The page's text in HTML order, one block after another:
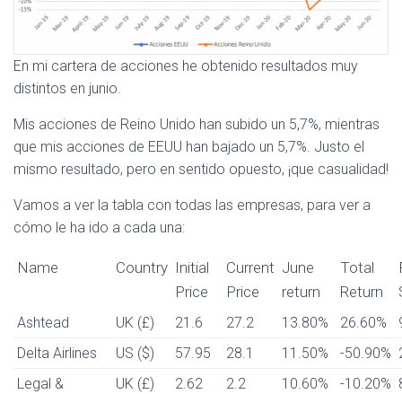
En mi cartera de acciones he obtenido resultados muy
distintos en junio.
Mis acciones de Reino Unido han subido un 5,7%, mientras
que mis acciones de EEUU han bajado un 5,7%. Justo el
mismo resultado, pero en sentido opuesto, ¡que casualidad!
Vamos a ver la tabla con todas las empresas, para ver a
cómo le ha ido a cada una:
Name Country Initial
Price
Current
Price
June
return
Total
Return
Ashtead UK (£) 21.6 27.2 13.80% 26.60%
Delta Airlines
US ($) 57.95 28.1 11.50% -50.90%
Legal &
UK (£) 2.62 2.2 10.60% -10.20%